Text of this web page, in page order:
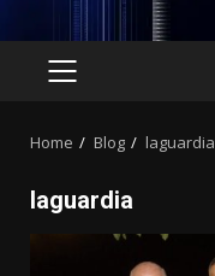
PRIMARY
Home Blog laguardia
laguardia